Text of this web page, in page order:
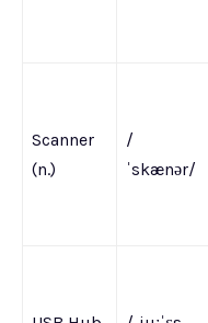
Scanner
(n.)
/
ˈskænər/